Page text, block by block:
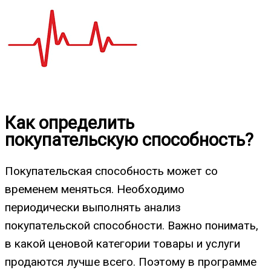
Как определить
покупательскую способность?
Покупательская способность может со
временем меняться. Необходимо
периодически выполнять анализ
покупательской способности. Важно понимать,
в какой ценовой категории товары и услуги
продаются лучше всего. Поэтому в программе